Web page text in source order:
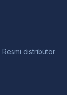
distribütör